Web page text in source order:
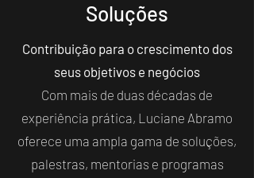
Soluções
Contribuição para o crescimento dos
seus objetivos e negócios
Com mais de duas décadas de
experiência prática, Luciane Abramo
oferece uma ampla gama de soluções,
palestras, mentorias e programas